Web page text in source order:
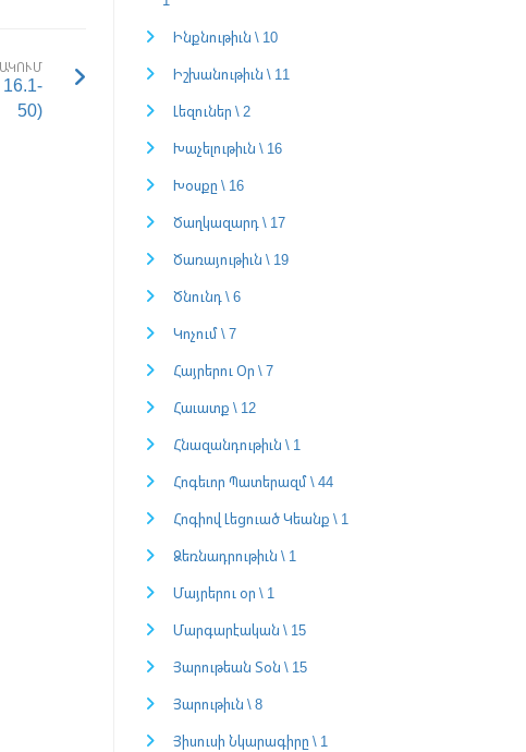
50)
Ինքնութիւն \ 10
Իշխանութիւն \ 11
Լեզուներ \ 2
Խաչելութիւն \ 16
Խօսքը \ 16
Ծաղկազարդ \ 17
Ծառայութիւն \ 19
Ծնունդ \ 6
Կոչում \ 7
Հայրերու Օր \ 7
Հաւատք \ 12
Հնազանդութիւն \ 1
Հոգեւոր Պատերազմ \ 44
Հոգիով Լեցուած Կեանք \ 1
Ձեռնադրութիւն \ 1
Մայրերու օր \ 1
Մարգարէական \ 15
Յարութեան Տօն \ 15
Յարութիւն \ 8
Յիսուսի Նկարագիրը \ 1